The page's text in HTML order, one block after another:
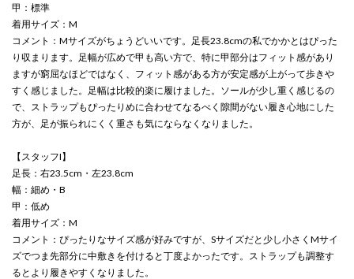
甲：標準
着用サイズ：M
コメント：Mサイズがちょうどいいです。足長23.8cmの私でかかとはぴった
り収まります。足幅が広めで甲も高い方で、特に甲部分はフィット感があり
ますが窮屈なほどではなく、フィット感がある方が安定感が上がって歩きや
すく感じました。足幅は比較的楽に履けました。ソールが少し重く感じるの
で、ストラップもぴったりめに合わせてなるべく隙間がない履き心地にした
方が、足が振られにくく重さも気にならなくなりました。
【スタッフI】
足長：右23.5cm・左23.8cm
幅：細め・B
甲：低め
着用サイズ：M
コメント：ぴったりなサイズ感が好みですが、Sサイズだと少し小さくMサイ
ズでつま先部分に中敷きを付けると丁度よかったです。ストラップも調整す
るとより履きやすくなりました。